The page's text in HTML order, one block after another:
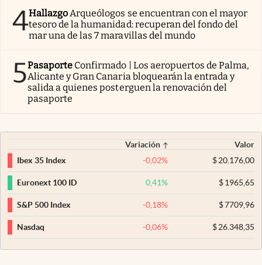
4Hallazgo Arqueólogos se encuentran con el mayor
tesoro de la humanidad: recuperan del fondo del
mar una de las 7 maravillas del mundo
5Pasaporte Confirmado | Los aeropuertos de Palma,
Alicante y Gran Canaria bloquearán la entrada y
salida a quienes posterguen la renovación del
pasaporte
Variación
Valor
Ibex 35 Index
-0,02% $20.176,00
Euronext 100 ID 0,41% $1965,65
S&P 500 Index -0,18% $7709,96
Nasdaq -0,06% $26.348,35